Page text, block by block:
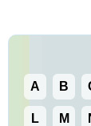
A B
L M